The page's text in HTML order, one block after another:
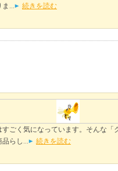
...
続きを読む
ごく気になっています。そんな「
らし...
続きを読む